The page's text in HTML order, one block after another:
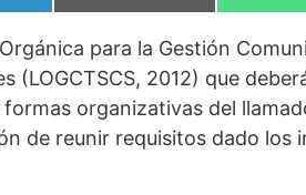
para la Gestión
(LOGCTSCS, 2012) que
organizativas del
de reunir requisitos dado los